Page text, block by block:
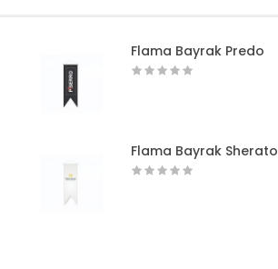
Flama Bayrak Predo
Flama Bayrak